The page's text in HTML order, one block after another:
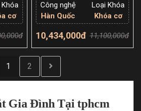
cơ
Công nghệ
Hàn Quốc
Loại Khóa
Khóa cơ
10,434,000đ 11,100,000đ
Thêm giỏ hàng
1
2
Gia Đình Tại tphcm